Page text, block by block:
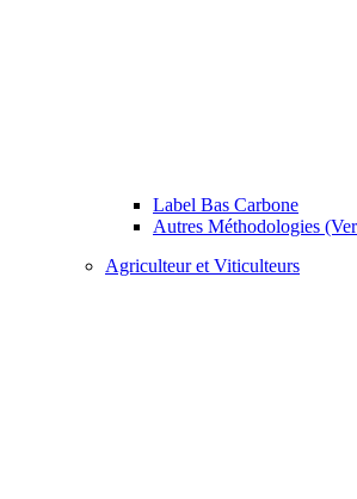
Label Bas Carbone
Autres Méthodologies
Agriculteur et Viticulteurs